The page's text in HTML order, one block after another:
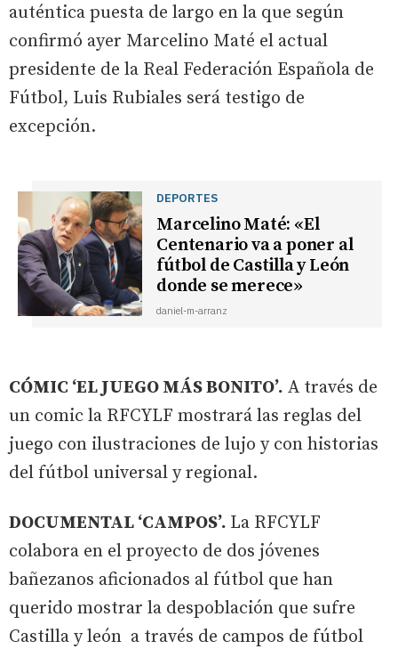
auténtica puesta de largo en la que según
confirmó ayer Marcelino Maté el actual
presidente de la Real Federación Española de
Fútbol, Luis Rubiales será testigo de
excepción.
DEPORTES
Marcelino Maté: «El
Centenario va a poner al
fútbol de Castilla y León
donde se merece»
daniel-m-arranz
CÓMIC ‘EL JUEGO MÁS BONITO’. A través de
un comic la RFCYLF mostrará las reglas del
juego con ilustraciones de lujo y con historias
del fútbol universal y regional.
DOCUMENTAL ‘CAMPOS’. La RFCYLF
colabora en el proyecto de dos jóvenes
bañezanos aficionados al fútbol que han
querido mostrar la despoblación que sufre
Castilla y león a través de campos de fútbol